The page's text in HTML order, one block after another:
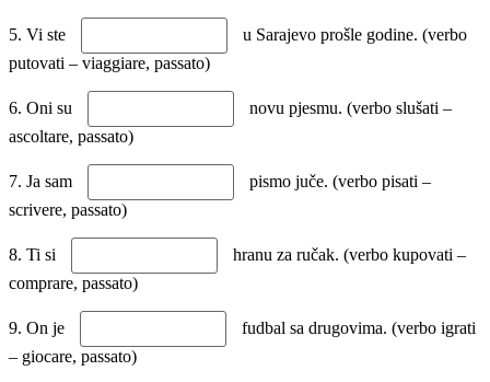
5. Vi ste
u Sarajevo prošle godine. (verbo
putovati – viaggiare, passato)
6. Oni su
novu pjesmu. (verbo slušati –
ascoltare, passato)
7. Ja sam
pismo juče. (verbo pisati –
scrivere, passato)
8. Ti si
hranu za ručak. (verbo kupovati –
comprare, passato)
9. On je
fudbal sa drugovima. (verbo igrati
– giocare, passato)